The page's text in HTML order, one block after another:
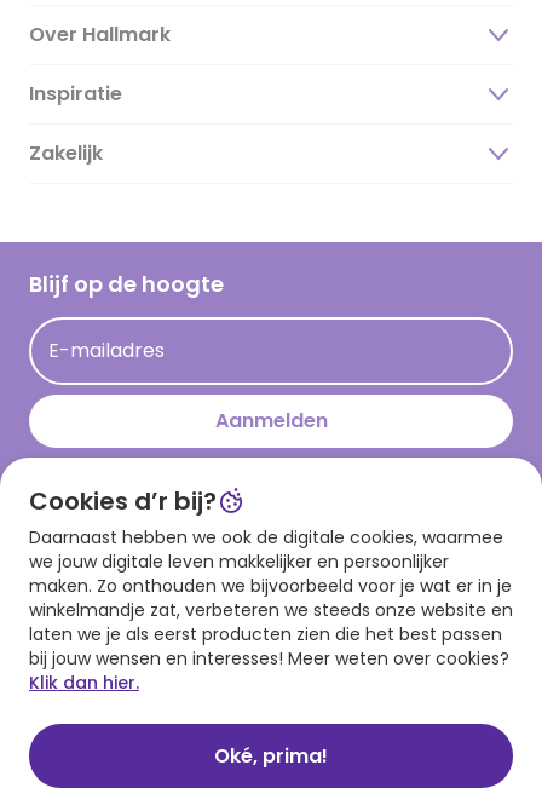
Over Hallmark
Over ons
Duurzaamheid
Hallmark Kaartclub
Acties
Persberichten
Hallmark en Kinderpostzegels
Inspiratie
Magazine
Cadeau inspiratie
Kaartinspiratie
Zakelijk
Blijf op de hoogte
E-mailadres
Aanmelden
Download onze app
Cookies d’r bij?
Daarnaast hebben we ook de digitale cookies, waarmee
we jouw digitale leven makkelijker en persoonlijker
maken. Zo onthouden we bijvoorbeeld voor je wat er in je
winkelmandje zat, verbeteren we steeds onze website en
laten we je als eerst producten zien die het best passen
bij jouw wensen en interesses! Meer weten over cookies?
Klik dan hier.
Oké, prima!